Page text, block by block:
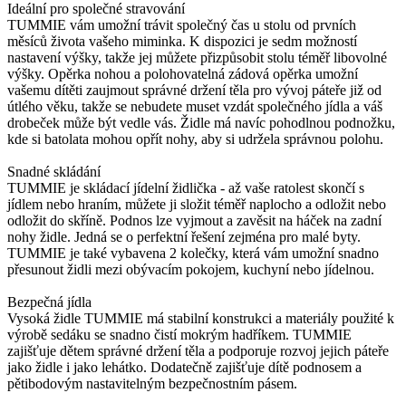
Ideální pro společné stravování
TUMMIE vám umožní trávit společný čas u stolu od prvních
měsíců života vašeho miminka. K dispozici je sedm možností
nastavení výšky, takže jej můžete přizpůsobit stolu téměř libovolné
výšky. Opěrka nohou a polohovatelná zádová opěrka umožní
vašemu dítěti zaujmout správné držení těla pro vývoj páteře již od
útlého věku, takže se nebudete muset vzdát společného jídla a váš
drobeček může být vedle vás. Židle má navíc pohodlnou podnožku,
kde si batolata mohou opřít nohy, aby si udržela správnou polohu.
Snadné skládání
TUMMIE je skládací jídelní židlička - až vaše ratolest skončí s
jídlem nebo hraním, můžete ji složit téměř naplocho a odložit nebo
odložit do skříně. Podnos lze vyjmout a zavěsit na háček na zadní
nohy židle. Jedná se o perfektní řešení zejména pro malé byty.
TUMMIE je také vybavena 2 kolečky, která vám umožní snadno
přesunout židli mezi obývacím pokojem, kuchyní nebo jídelnou.
Bezpečná jídla
Vysoká židle TUMMIE má stabilní konstrukci a materiály použité k
výrobě sedáku se snadno čistí mokrým hadříkem. TUMMIE
zajišťuje dětem správné držení těla a podporuje rozvoj jejich páteře
jako židle i jako lehátko. Dodatečně zajišťuje dítě podnosem a
pětibodovým nastavitelným bezpečnostním pásem.